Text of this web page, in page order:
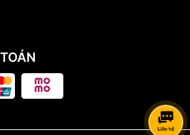
lực cao
Chọn Khớp
Kim